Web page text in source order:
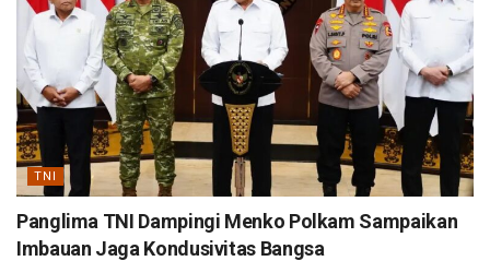
TNI
Panglima TNI Dampingi Menko Polkam Sampaikan
Imbauan Jaga Kondusivitas Bangsa